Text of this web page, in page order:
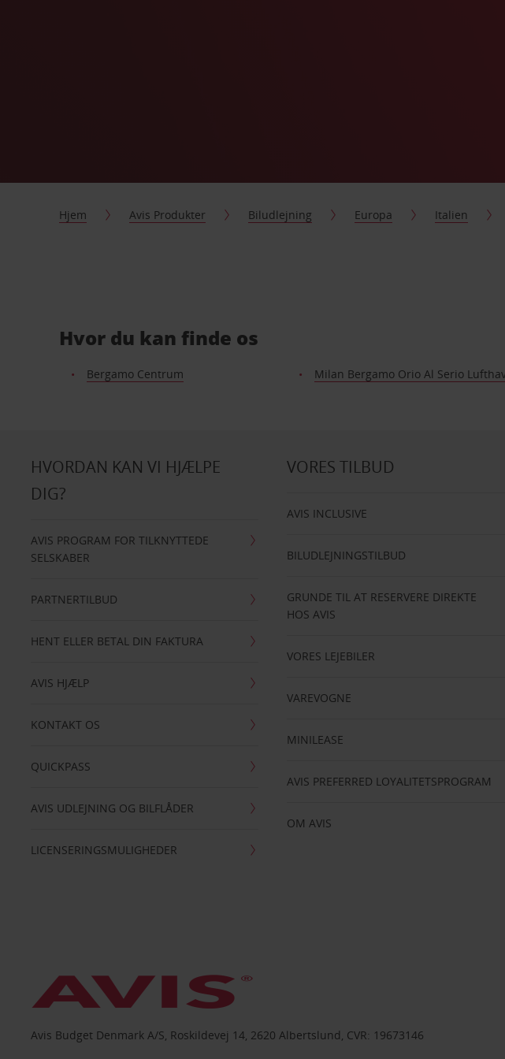
Hjem Avis Produkter Biludlejning Europa Italien
Hvor du kan finde os
Bergamo Centrum Milan Bergamo Orio Al Serio
HVORDAN KAN VI HJÆLPE
DIG?
AVIS PROGRAM FOR TILKNYTTEDE
SELSKABER
PARTNERTILBUD
HENT ELLER BETAL DIN FAKTURA
AVIS HJÆLP
KONTAKT OS
QUICKPASS
AVIS UDLEJNING OG BILFLÅDER
LICENSERINGSMULIGHEDER
VORES TILBUD
AVIS INCLUSIVE
BILUDLEJNINGSTILBUD
GRUNDE TIL AT RESERVERE DIREKTE
HOS AVIS
VORES LEJEBILER
VAREVOGNE
MINILEASE
AVIS PREFERRED LOYALITETSPROGRAM
OM AVIS
Avis Budget Denmark A/S, Roskildevej 14, 2620 Albertslund, CVR: 19673146